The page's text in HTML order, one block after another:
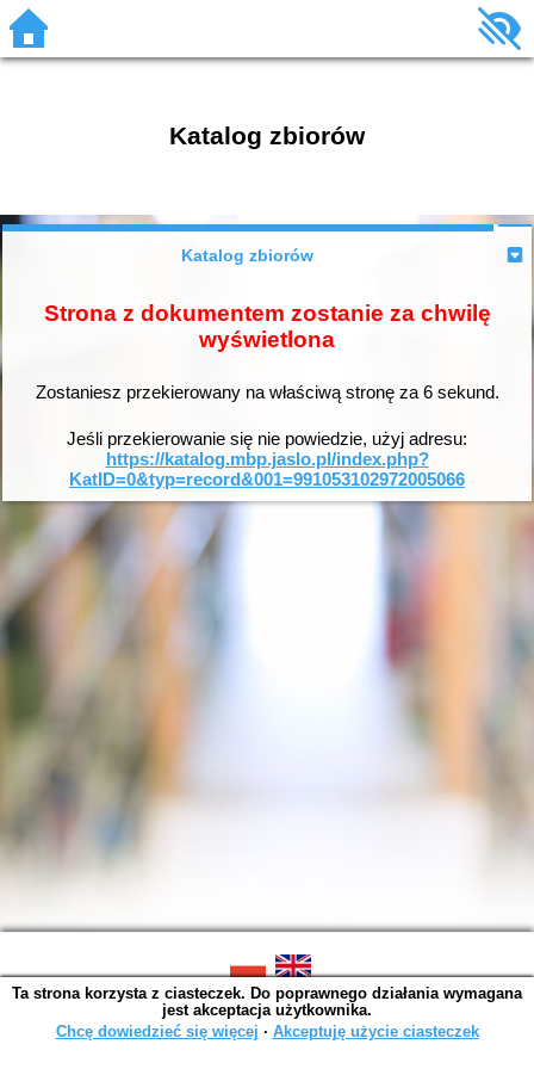
Katalog zbiorów
Katalog zbiorów
Strona z dokumentem zostanie za chwilę
wyświetlona
Zostaniesz przekierowany na właściwą stronę za 6sekund.
Jeśli przekierowanie się nie powiedzie, użyj adresu:
https://katalog.mbp.jaslo.pl/index.php?
KatID=0&typ=record&001=991053102972005066
SOWA OPAC v. 6.11.10 (2026-07-24)
Wygenerowano w 0,0050 s.
Ta strona korzysta z ciasteczek. Do poprawnego działania wymagana
jest akceptacja użytkownika.
Chcę dowiedzieć się więcej ∙ Akceptuję użycie ciasteczek